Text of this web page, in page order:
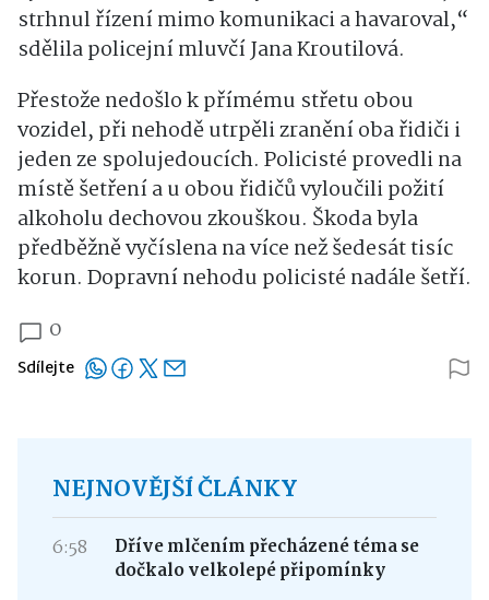
strhnul řízení mimo komunikaci a havaroval,“
sdělila policejní mluvčí Jana Kroutilová.
Přestože nedošlo k přímému střetu obou
vozidel, při nehodě utrpěli zranění oba řidiči i
jeden ze spolujedoucích. Policisté provedli na
místě šetření a u obou řidičů vyloučili požití
alkoholu dechovou zkouškou. Škoda byla
předběžně vyčíslena na více než šedesát tisíc
korun. Dopravní nehodu policisté nadále šetří.
0
Sdílejte
NEJNOVĚJŠÍ ČLÁNKY
6:58
Dříve mlčením přecházené téma se
dočkalo velkolepé připomínky